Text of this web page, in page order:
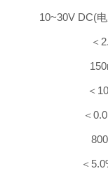
10~30V DC(
＜
＜
＜
＜